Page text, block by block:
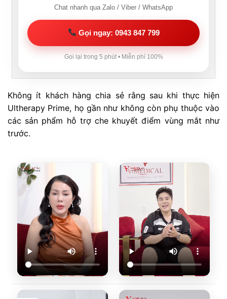
Chat nhanh qua Zalo / Viber / WhatsApp
Gọi ngay: 0943 847 799
Gọi lại trong 5 phút • Miễn phí 100%
Không ít khách hàng chia sẻ rằng sau khi thực hiện
Ultherapy Prime, họ gần như không còn phụ thuộc vào
các sản phẩm hỗ trợ che khuyết điểm vùng mắt như
trước.